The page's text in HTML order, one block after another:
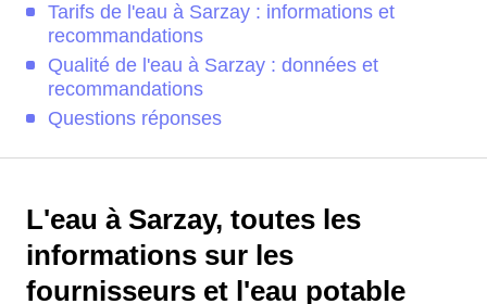
Tarifs de l'eau à Sarzay : informations et
recommandations
Qualité de l'eau à Sarzay : données et
recommandations
Questions réponses
L'eau à Sarzay, toutes les
informations sur les
fournisseurs et l'eau potable